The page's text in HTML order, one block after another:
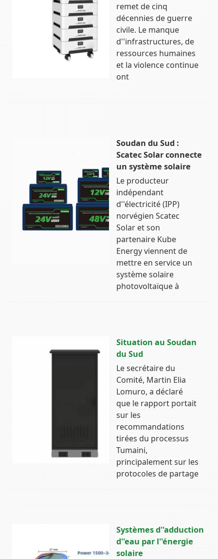
remet de cinq
décennies de guerre
civile. Le manque
d''infrastructures, de
ressources humaines
et la violence continue
ont
Soudan du Sud :
Scatec Solar connecte
un système solaire
Le producteur
indépendant
d''électricité (IPP)
norvégien Scatec
Solar et son
partenaire Kube
Energy viennent de
mettre en service un
système solaire
photovoltaïque à
Situation au Soudan
du Sud
Le secrétaire du
Comité, Martin Elia
Lomuro, a déclaré
que le rapport portait
sur les
recommandations
tirées du processus
Tumaini,
principalement sur les
protocoles de partage
Systèmes d''adduction
d''eau par l''énergie
solaire